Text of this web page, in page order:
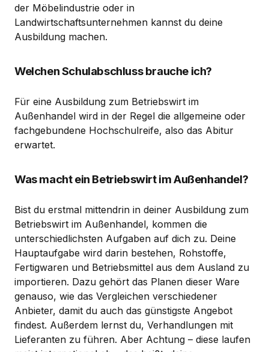
der Möbelindustrie oder in
Landwirtschaftsunternehmen kannst du deine
Ausbildung machen.
Welchen Schulabschluss brauche ich?
Für eine Ausbildung zum Betriebswirt im
Außenhandel wird in der Regel die allgemeine oder
fachgebundene Hochschulreife, also das Abitur
erwartet.
Was macht ein Betriebswirt im Außenhandel?
Bist du erstmal mittendrin in deiner Ausbildung zum
Betriebswirt im Außenhandel, kommen die
unterschiedlichsten Aufgaben auf dich zu. Deine
Hauptaufgabe wird darin bestehen, Rohstoffe,
Fertigwaren und Betriebsmittel aus dem Ausland zu
importieren. Dazu gehört das Planen dieser Ware
genauso, wie das Vergleichen verschiedener
Anbieter, damit du auch das günstigste Angebot
findest. Außerdem lernst du, Verhandlungen mit
Lieferanten zu führen. Aber Achtung – diese laufen